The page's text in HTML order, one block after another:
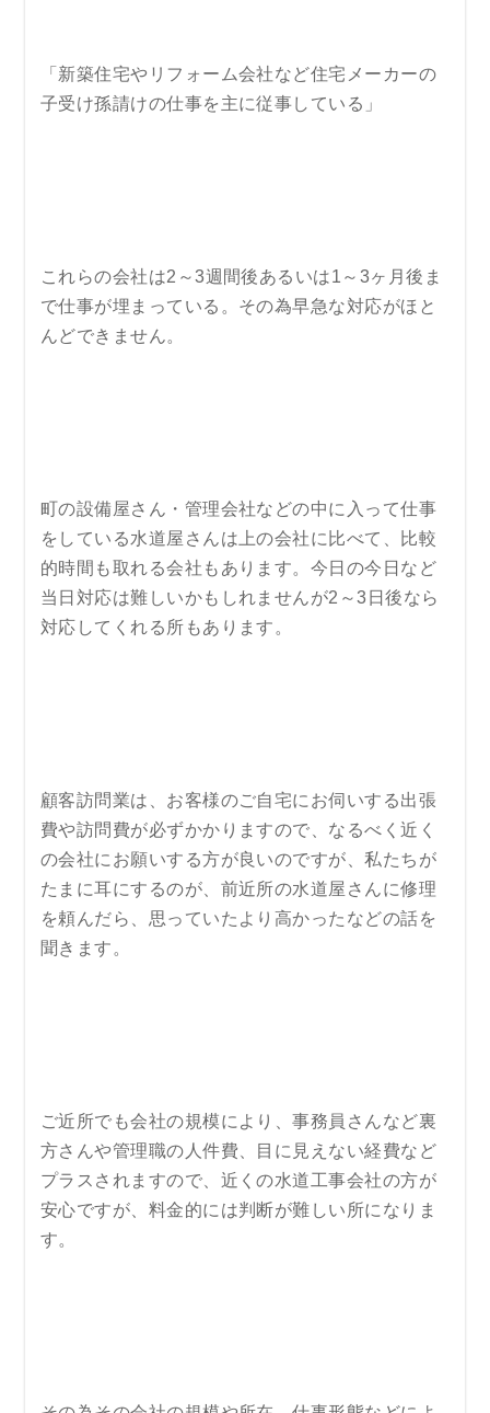
「新築住宅やリフォーム会社など住宅メーカーの
子受け孫請けの仕事を主に従事している」
これらの会社は2～3週間後あるいは1～3ヶ月後ま
で仕事が埋まっている。その為早急な対応がほと
んどできません。
町の設備屋さん・管理会社などの中に入って仕事
をしている水道屋さんは上の会社に比べて、比較
的時間も取れる会社もあります。今日の今日など
当日対応は難しいかもしれませんが2～3日後なら
対応してくれる所もあります。
顧客訪問業は、お客様のご自宅にお伺いする出張
費や訪問費が必ずかかりますので、なるべく近く
の会社にお願いする方が良いのですが、私たちが
たまに耳にするのが、前近所の水道屋さんに修理
を頼んだら、思っていたより高かったなどの話を
聞きます。
ご近所でも会社の規模により、事務員さんなど裏
方さんや管理職の人件費、目に見えない経費など
プラスされますので、近くの水道工事会社の方が
安心ですが、料金的には判断が難しい所になりま
す。